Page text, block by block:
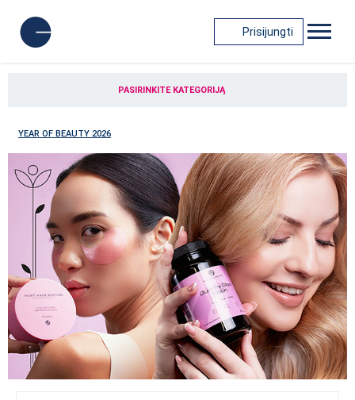
Prisijungti
PASIRINKITE KATEGORIJĄ
YEAR OF BEAUTY 2026